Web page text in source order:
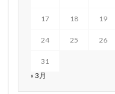
17 18 19
24 25 26
31
« 3月